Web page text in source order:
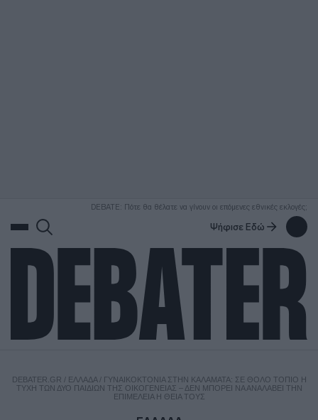
DEBATE: Πότε θα θέλατε να γίνουν οι επόμενες εθνικές εκλογές;
Ψήφισε Εδώ
DEBATER.GR / ΕΛΛΑΔΑ/ ΓΥΝΑΙΚΟΚΤΟΝΊΑ ΣΤΗΝ ΚΑΛΑΜΆΤΑ: ΣΕ ΘΟΛΌ ΤΟΠΊΟ Η
ΤΎΧΗ ΤΩΝ ΔΎΟ ΠΑΙΔΙΏΝ ΤΗΣ ΟΙΚΟΓΈΝΕΙΑΣ – ΔΕΝ ΜΠΟΡΕΊ ΝΑ ΑΝΑΛΆΒΕΙ ΤΗΝ
ΕΠΙΜΈΛΕΙΑ Η ΘΕΊΑ ΤΟΥΣ